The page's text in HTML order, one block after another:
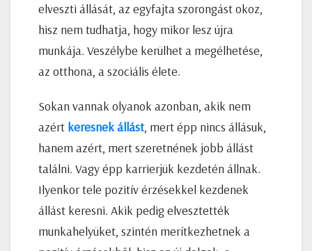
elveszti állását, az egyfajta szorongást okoz,
hisz nem tudhatja, hogy mikor lesz újra
munkája. Veszélybe kerülhet a megélhetése,
az otthona, a szociális élete.
Sokan vannak olyanok azonban, akik nem
azért keresnek állást, mert épp nincs állásuk,
hanem azért, mert szeretnének jobb állást
találni. Vagy épp karrierjük kezdetén állnak.
Ilyenkor tele pozitív érzésekkel kezdenek
állást keresni. Akik pedig elvesztették
munkahelyüket, szintén merítkezhetnek a